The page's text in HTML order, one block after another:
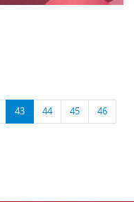
43 44 45 46